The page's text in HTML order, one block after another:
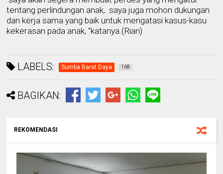
tentang perlindungan anak, saya juga mohon dukungan
dan kerja sama yang baik untuk mengatasi kasus-kasu
kekerasan pada anak, "katanya.(Rian)
LABELS: Sumba Barat Daya 168
BAGIKAN:
REKOMENDASI